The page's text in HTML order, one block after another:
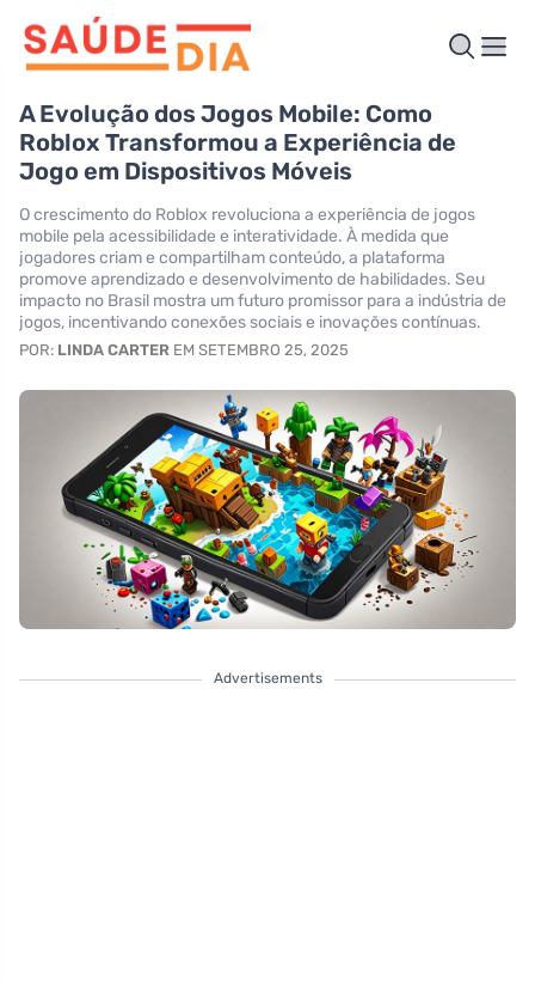
A Evolução dos Jogos Mobile: Como
Roblox Transformou a Experiência de
Jogo em Dispositivos Móveis
O crescimento do Roblox revoluciona a experiência de jogos
mobile pela acessibilidade e interatividade. À medida que
jogadores criam e compartilham conteúdo, a plataforma
promove aprendizado e desenvolvimento de habilidades. Seu
impacto no Brasil mostra um futuro promissor para a indústria de
jogos, incentivando conexões sociais e inovações contínuas.
POR: LINDA CARTER EM SETEMBRO 25, 2025
Advertisements